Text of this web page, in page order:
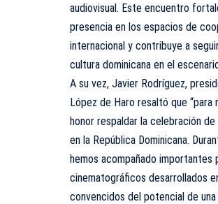
audiovisual. Este encuentro
presencia en los espacios de
internacional y contribuye a
cultura dominicana en el
A su vez, Javier Rodríguez,
López de Haro resaltó que “para
honor respaldar la celebración
en la República Dominicana.
hemos acompañado importantes
cinematográficos desarrollados
convencidos del potencial de